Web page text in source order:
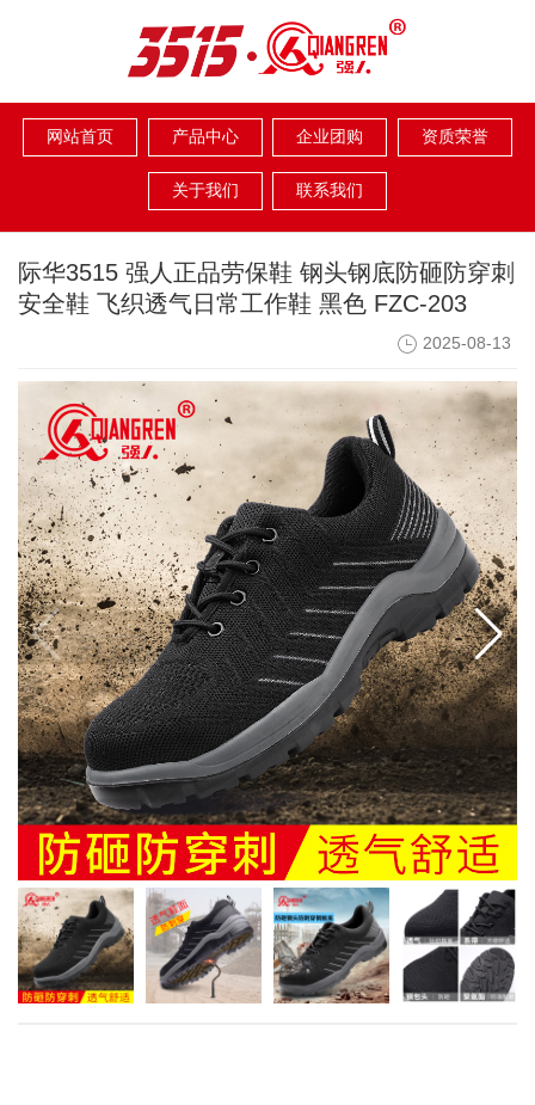
网站首页 产品中心 企业团购 资质荣誉
关于我们 联系我们
际华3515 强人正品劳保鞋 钢头钢底防砸防穿刺
安全鞋 飞织透气日常工作鞋 黑色 FZC-203
2025-08-13